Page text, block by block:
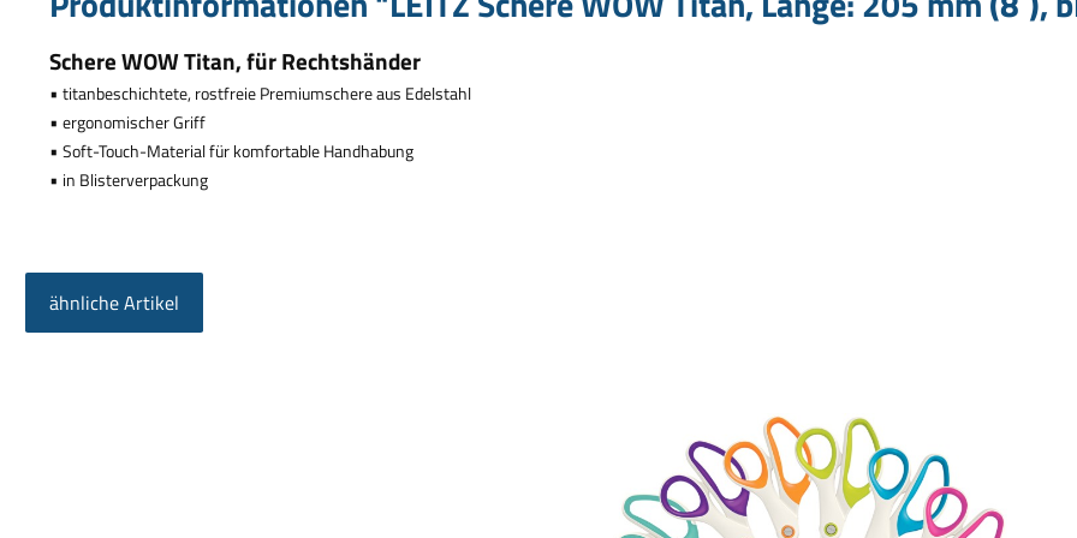
Schere WOW Titan, für Rechtshänder
• titanbeschichtete, rostfreie Premiumschere aus Edelstahl
• ergonomischer Griff
• Soft-Touch-Material für komfortable Handhabung
• in Blisterverpackung
ähnliche Artikel